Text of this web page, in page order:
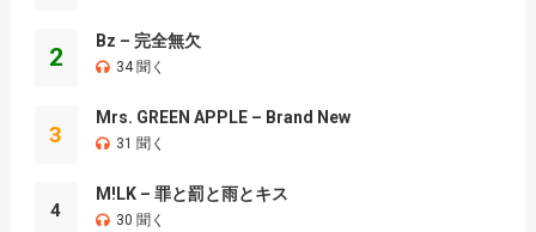
2
Bz – 完全無欠
34 聞く
3
Mrs. GREEN APPLE – Brand New
31 聞く
4
M!LK – 罪と罰と雨とキス
30 聞く